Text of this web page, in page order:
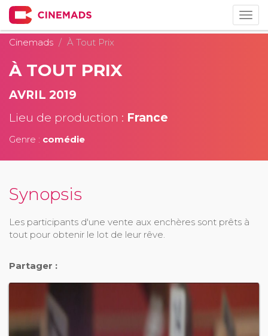
Cinemads
À Tout Prix
À TOUT PRIX
AVRIL 2019
Lieu de production : France
Genre : comédie
Synopsis
Les participants d'une vente aux enchères sont prêts à
tout pour obtenir le lot de leur rêve.
Partager :